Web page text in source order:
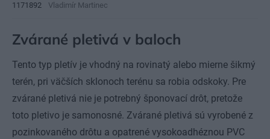
1171892 Vladimír Martinec
Zvárané pletivá v baloch
Tento typ pletív je vhodný na rovinatý alebo mierne šikmý
terén, pri väčších sklonoch terénu sa robia odskoky. Pre
zvárané pletivá nie je potrebný šponovací drôt, pretože
toto pletivo je samonosné. Zvárané pletivá sú vyrobené z
pozinkovaného drôtu a opatrené vysokoadhéznou PVC